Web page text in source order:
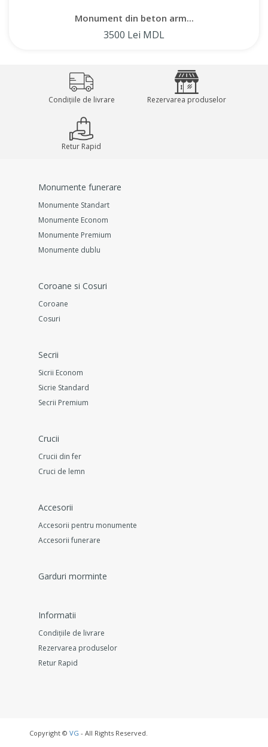
asemenea, oferim servicii de instalare a monumentelor
funerare, garantând o abordare profesională și respectarea
beton armat, primiți o soluție de înaltă calitate și durabilă
pentru comemorarea celor dragi.
Monument din beton arm...
3500 Lei MDL
Condițiile de livrare Rezervarea produselor
Retur Rapid
Monumente funerare
Monumente Standart
Monumente Econom
Monumente Premium
Monumente dublu
Coroane si Cosuri
Coroane
Cosuri
Secrii
Sicrii Econom
Sicrie Standard
Secrii Premium
Crucii
Crucii din fer
Cruci de lemn
Accesorii
Accesorii pentru monumente
Accesorii funerare
Garduri morminte
Informatii
Condițiile de livrare
Rezervarea produselor
Retur Rapid
Copyright © VG - All Rights Reserved.